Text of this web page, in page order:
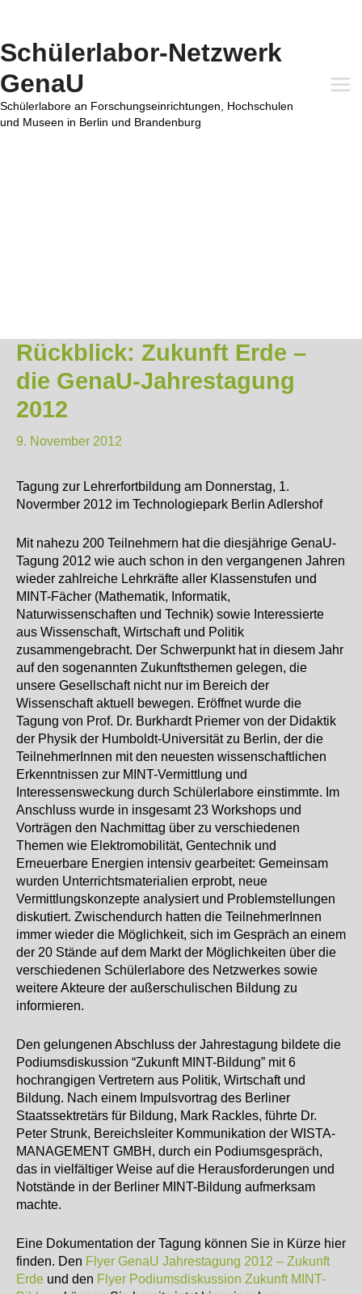
springen
Schülerlabor-Netzwerk
GenaU
Schülerlabore an Forschungseinrichtungen, Hochschulen
und Museen in Berlin und Brandenburg
Rückblick: Zukunft Erde –
die GenaU-Jahrestagung
2012
9. November 2012
Tagung zur Lehrerfortbildung am Donnerstag, 1.
Novermber 2012 im Technologiepark Berlin Adlershof
Mit nahezu 200 Teilnehmern hat die diesjährige GenaU-
Tagung 2012 wie auch schon in den vergangenen Jahren
wieder zahlreiche Lehrkräfte aller Klassenstufen und
MINT-Fächer (Mathematik, Informatik,
Naturwissenschaften und Technik) sowie Interessierte
aus Wissenschaft, Wirtschaft und Politik
zusammengebracht. Der Schwerpunkt hat in diesem Jahr
auf den sogenannten Zukunftsthemen gelegen, die
unsere Gesellschaft nicht nur im Bereich der
Wissenschaft aktuell bewegen. Eröffnet wurde die
Tagung von Prof. Dr. Burkhardt Priemer von der Didaktik
der Physik der Humboldt-Universität zu Berlin, der die
TeilnehmerInnen mit den neuesten wissenschaftlichen
Erkenntnissen zur MINT-Vermittlung und
Interessensweckung durch Schülerlabore einstimmte. Im
Anschluss wurde in insgesamt 23 Workshops und
Vorträgen den Nachmittag über zu verschiedenen
Themen wie Elektromobilität, Gentechnik und
Erneuerbare Energien intensiv gearbeitet: Gemeinsam
wurden Unterrichtsmaterialien erprobt, neue
Vermittlungskonzepte analysiert und Problemstellungen
diskutiert. Zwischendurch hatten die TeilnehmerInnen
immer wieder die Möglichkeit, sich im Gespräch an einem
der 20 Stände auf dem Markt der Möglichkeiten über die
verschiedenen Schülerlabore des Netzwerkes sowie
weitere Akteure der außerschulischen Bildung zu
informieren.
Den gelungenen Abschluss der Jahrestagung bildete die
Podiumsdiskussion “Zukunft MINT-Bildung” mit 6
hochrangigen Vertretern aus Politik, Wirtschaft und
Bildung. Nach einem Impulsvortrag des Berliner
Staatssektretärs für Bildung, Mark Rackles, führte Dr.
Peter Strunk, Bereichsleiter Kommunikation der WISTA-
MANAGEMENT GMBH, durch ein Podiumsgespräch,
das in vielfältiger Weise auf die Herausforderungen und
Notstände in der Berliner MINT-Bildung aufmerksam
machte.
Eine Dokumentation der Tagung können Sie in Kürze hier
finden. Den Flyer GenaU Jahrestagung 2012 – Zukunft
Erde und den Flyer Podiumsdiskussion Zukunft MINT-